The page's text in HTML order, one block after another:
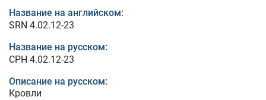
Название на английском:
SRN 4.02.12-23
Название на русском:
СРН 4.02.12-23
Описание на русском:
Кровли